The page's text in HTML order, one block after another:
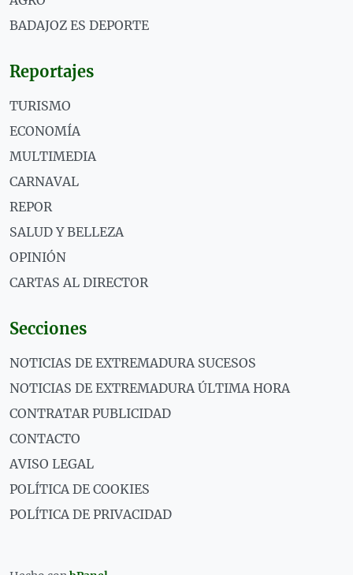
BADAJOZ ES DEPORTE
Reportajes
TURISMO
ECONOMÍA
MULTIMEDIA
CARNAVAL
REPOR
SALUD Y BELLEZA
OPINIÓN
CARTAS AL DIRECTOR
Secciones
NOTICIAS DE EXTREMADURA SUCESOS
NOTICIAS DE EXTREMADURA ÚLTIMA HORA
CONTRATAR PUBLICIDAD
CONTACTO
AVISO LEGAL
POLÍTICA DE COOKIES
POLÍTICA DE PRIVACIDAD